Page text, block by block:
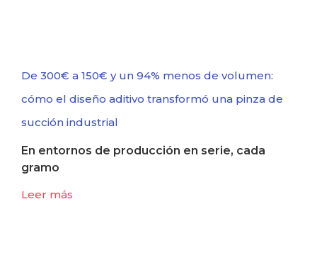
De 300€ a 150€ y un 94% menos de volumen:
cómo el diseño aditivo transformó una pinza de
succión industrial
En entornos de producción en serie, cada
gramo
Leer más